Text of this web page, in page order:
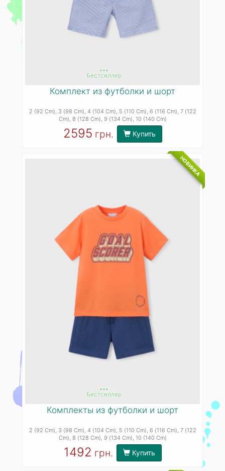
***
Бестселлер
Комплект из футболки и шорт
2 (92 Cm), 3 (98 Cm), 4 (104 Cm), 5 (110 Cm), 6 (116 Cm), 7 (122
Cm), 8 (128 Cm), 9 (134 Cm), 10 (140 Cm)
2595 грн. Купить
НОВИНКА
***
Бестселлер
Комплекты из футболки и шорт
2 (92 Cm), 3 (98 Cm), 4 (104 Cm), 5 (110 Cm), 6 (116 Cm), 7 (122
Cm), 8 (128 Cm), 9 (134 Cm), 10 (140 Cm)
1492 грн. Купить